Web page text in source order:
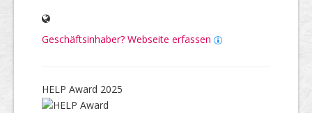
Geschäftsinhaber? Webseite erfassen
HELP Award 2025